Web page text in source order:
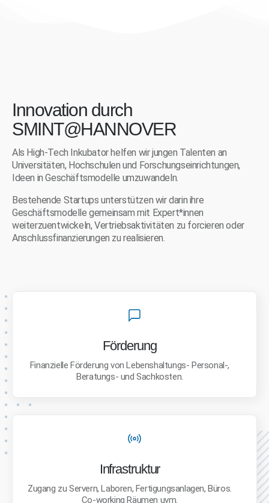
Innovation durch
SMINT@HANNOVER
Als High-Tech Inkubator helfen wir jungen Talenten an
Universitäten, Hochschulen und Forschungseinrichtungen,
Ideen in Geschäftsmodelle umzuwandeln.
Bestehende Startups unterstützen wir darin ihre
Geschäftsmodelle gemeinsam mit Expert*innen
weiterzuentwickeln, Vertriebsaktivitäten zu forcieren oder
Anschlussfinanzierungen zu realisieren.
Förderung
Finanzielle Förderung von Lebenshaltungs- Personal-,
Beratungs- und Sachkosten.
Infrastruktur
Zugang zu Servern, Laboren, Fertigungsanlagen, Büros.
Co-working Räumen uvm.